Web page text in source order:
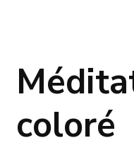
coloré